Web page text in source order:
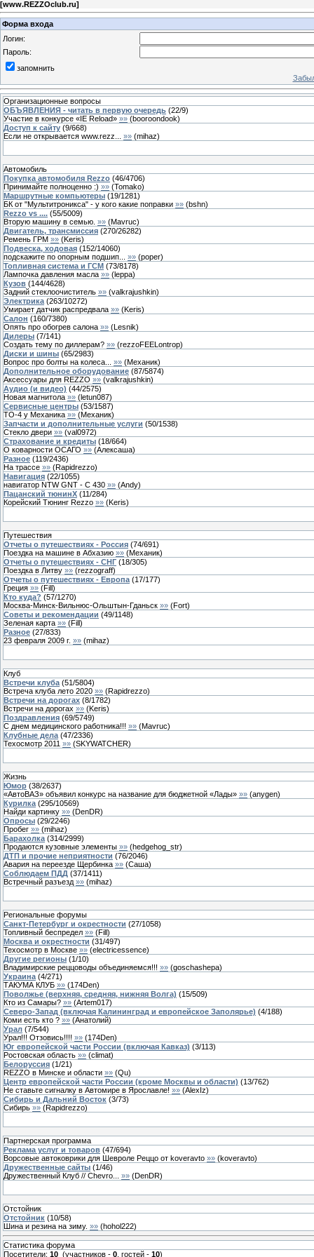
[www.REZZOclub.ru]
Форма входа
Логин:
Пароль:
запомнить
Организационные вопросы
ОБЪЯВЛЕНИЯ - читать в первую очередь (22/9)
Участие в конкурсе «IE Reload» »» (booroondook)
Доступ к сайту (9/668)
Eсли не открывается www.rezz...
»» (mihaz)
Автомобиль
Покупка автомобиля Rezzo (46/4706)
Принимайте полноценно :) »» (Tomako)
Маршрутные компьютеры (19/1281 )
БК от "Мультитроникса" - у кого какие поправки »» (bshn)
Rezzo vs .... (55/5009)
Вторую машину в семью. »» (Mavruc)
Двигатель, трансмиссия (270/26282)
Ремень ГРМ »» (Keris)
Подвеска, ходовая (152/14060)
подскажите по опорным подшип...
»» (poper)
Топливная система и ГСМ (73/8178)
Лампочка давления масла »» (leppa)
Кузов (144/4628)
Задний стеклоочиститель »» (valkrajushkin)
Электрика (263/10272)
Умирает датчик распредвала »» (Keris)
Салон (160/7380)
Опять про обогрев салона »» ( Lesnik)
Дилеры (7/141 )
Создать тему по диллерам? »» (rezzoFEELontrop)
Диски и шины (65/2983)
Вопрос про болты на колеса...
»» (Механик)
Дополнительное оборудование (87/5874)
Аксессуары для REZZO »» (valkrajushkin)
Аудио (и видео) (44/2575)
Новая магнитола »» (letun087)
Сервисные центры (53/1587)
ТО-4 у Механика »» (Механик)
Запчасти и дополнительные услуги (50/1538)
Стекло двери »» (val0972)
Страхование и кредиты (18/664)
О коварности ОСАГО »» (Алексаша)
Разное (119/2436)
На трассе »» (Rapidrezzo)
Навигация (22/1055)
навигатор NTW GNT - C 430 »» (Andy)
Пацанский тюнинХ (11 /284)
Корейский Тюнинг Rezzo »» (Keris)
Путешествия
Отчеты о путешествиях - Россия (74/691 )
Поездка на машине в Абхазию »» (Механик)
Отчеты о путешествиях - СНГ (18/305)
Поездка в Литву »» (rezzograff)
Отчеты о путешествиях - Европа (17/177)
Греция »» (Fill )
Кто куда? (57/1270)
Москва-Минск-Вильнюс-Ольштын-Гданьск »» (Fort)
Советы и рекомендации (49/1148)
Зеленая карта »» (Fill )
Разное (27/833)
23 февраля 2009 г. »» (mihaz)
Клуб
Встречи клуба (51 /5804)
Встреча клуба лето 2020 »» (Rapidrezzo)
Встречи на дорогах (8/1782)
Встречи на дорогах »» (Keris)
Поздравления (69/5749)
C днем медицинского работника!!! »» (Mavruc)
Клубные дела (47/2336)
Техосмотр 2011 »» (SKYWATCHER)
Жизнь
Юмор (38/2637)
«АвтоВАЗ» объявил конкурс на название для бюджетной «Лады» »» (anygen)
Курилка (295/10569)
Найди картинку »» (DenDR)
Опросы (29/2246)
Пробег »» (mihaz)
Барахолка (314/2999)
Продаются кузовные элементы »» (hedgehog_str)
ДТП и прочие неприятности (76/2046)
Авария на переезде Щербинка »» (Саша)
Соблюдаем ПДД (37/1411 )
Встречный разъезд »» (mihaz)
Региональные форумы
Санкт-Петербург и окрестности (27/1058)
Топливный беспредел »» (Fill )
Москва и окрестности (31 /497)
Техосмотр в Москве »» (electricessence)
Другие регионы (1 /10)
Владимирские реццоводы объединяемся!!! »» (goschashepa)
Украина (4/271 )
ТАКУМА КЛУБ »» (174Den)
Поволжье (верхняя, средняя, нижняя Волга) (15/509)
Кто из Самары? »» (Artem017)
Северо-Запад (включая Калининград и европейское Заполярье) (4/188)
Коми есть кто ? »» (Анатолий)
Урал (7/544)
Урал!!! Отзовись!!!! »» (174Den)
Юг европейской части России (включая Кавказ) (3/113)
Ростовская область »» (climat)
Белоруссия (1 /21 )
REZZO в Минске и области »» (Qu)
Центр европейской части России (кроме Москвы и области) (13/762)
Не ставьте сигналку в Автомире в Ярославле! »» (AlexIz)
Сибирь и Дальний Восток (3/73)
Сибирь »» (Rapidrezzo)
Партнерская программа
Реклама услуг и товаров (47/694)
Ворсовые автоковрики для Шевроле Реццо от koveravto »» (koveravto)
Дружественные сайты (1 /46)
Дружественный Клуб // Chevro...
»» (DenDR)
Отстойник
Отстойник (10/58)
Шина и резина на зиму. »» (hohol222)
Статистика форума
Посетители: 10 (участников - 0 , гостей - 10)